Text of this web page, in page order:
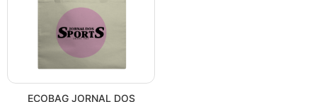
ECOBAG JORNAL DOS